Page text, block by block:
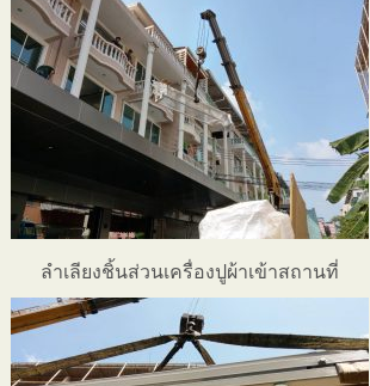
ลำเลียงชิ้นส่วนเครื่องปูผ้าเข้าสถานที่